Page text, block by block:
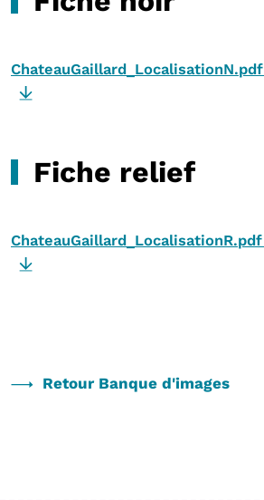
ChateauGaillard_LocalisationN.pdf
Fiche relief
ChateauGaillard_LocalisationR.pdf
Retour Banque d'images